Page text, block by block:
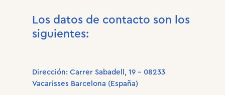
Los datos de contacto son los
siguientes:
Dirección: Carrer Sabadell, 19 – 08233
Vacarisses Barcelona (España)